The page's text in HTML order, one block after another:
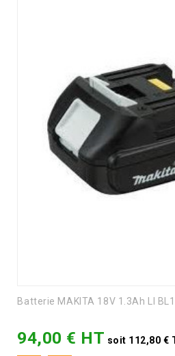
Batterie MAKITA 18V 1.3Ah LI
94,00 € HT soit 112,80 €